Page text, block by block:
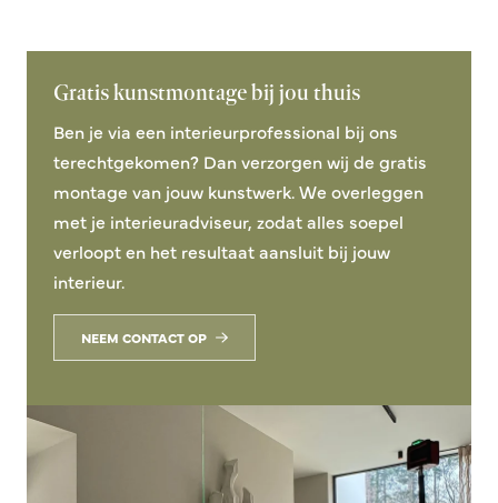
Gratis kunstmontage bij jou thuis
Ben je via een interieurprofessional bij ons
terechtgekomen? Dan verzorgen wij de gratis
montage van jouw kunstwerk. We overleggen
met je interieuradviseur, zodat alles soepel
verloopt en het resultaat aansluit bij jouw
interieur.
NEEM CONTACT OP